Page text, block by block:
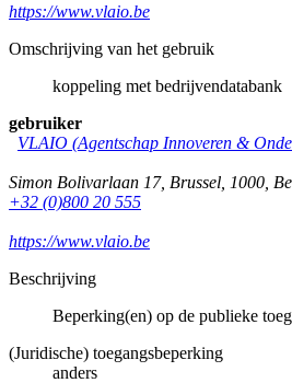
https://www.vlaio.be
Omschrijving van het gebruik
koppeling met bedrijvendatabank
gebruiker
VLAIO (Agentschap Innoveren &
Simon Bolivarlaan 17, Brussel 1000
+32 (0)800 20 555
https://www.vlaio.be
Beschrijving
Beperking(en) op de publieke
(Juridische) toegangsbeperking
anders